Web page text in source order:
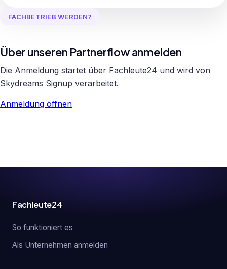
FACHBETRIEB WERDEN?
Über unseren Partnerflow anmelden
Die Anmeldung startet über Fachleute24 und wird von
Skydreams Signup verarbeitet.
Anmeldung öffnen
Fachleute24
So funktioniert es
Als Unternehmen anmelden